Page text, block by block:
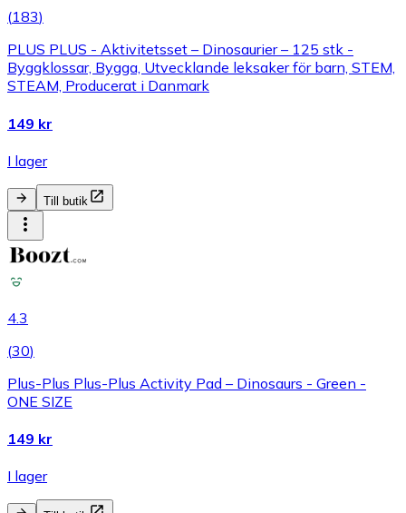
(183)
PLUS PLUS - Aktivitetsset – Dinosaurier – 125 stk -
Byggklossar, Bygga, Utvecklande leksaker för barn, STEM,
STEAM, Producerat i Danmark
149 kr
I lager
Till butik
4.3
(30)
Plus-Plus Plus-Plus Activity Pad – Dinosaurs - Green -
ONE SIZE
149 kr
I lager